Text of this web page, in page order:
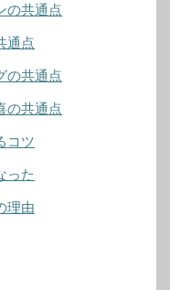
の共通点
通点
の共通点
の共通点
コツ
った
理由